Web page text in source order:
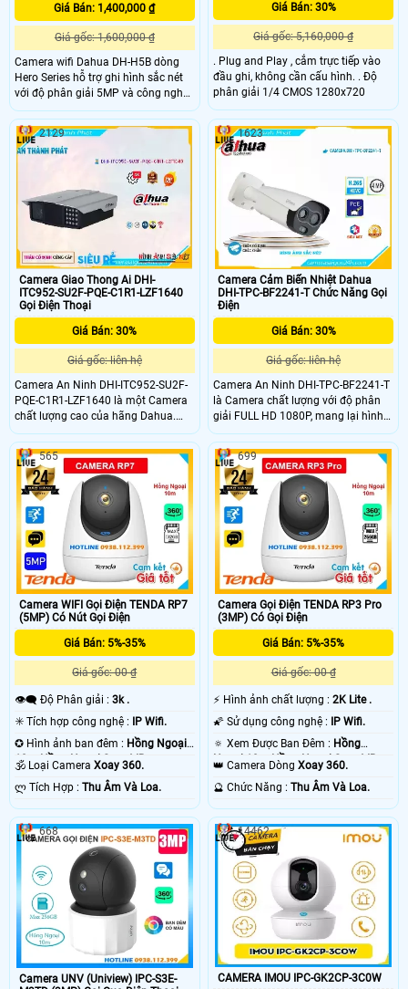
Giá Bán: 1,400,000 ₫
Giá gốc: 1,600,000 ₫
Camera wifi Dahua DH-H5B dòng
Hero Series hỗ trợ ghi hình sắc nét
với độ phân giải 5MP và công nghệ
xem đêm với hồng ngoại lên đến
10m, cho hình ảnh sắc nét cả ngày
và đêm. Camera DH-H5B hỗ trợ
quay quét linh hoạt (Pan 350° và
Tilt 80°), tính năng phát hiện người
Giá Bán: 30%
Giá gốc: 5,160,000 ₫
. Plug and Play , cắm trực tiếp vào
đầu ghi, không cần cấu hình. . Độ
phân giải 1/4 CMOS 1280x720
Camera Giao Thong Ai DHI-
ITC952-SU2F-PQE-C1R1-LZF1640
Gọi Điện Thoại
Giá Bán: 30%
Giá gốc: liên hệ
Camera An Ninh DHI-ITC952-SU2F-
PQE-C1R1-LZF1640 là một Camera
chất lượng cao của hãng Dahua.
Với chất liệu kim loại chắc chắn,
camera này đảm bảo độ bền và độ
tin cậy. Hình ảnh vô cùng sắc nét và
chi tiết với độ phân giải Ultra 4k và
cảm biến 8MP
2129
Camera Cảm Biến Nhiệt Dahua
DHI-TPC-BF2241-T Chức Năng Gọi
Điện
Giá Bán: 30%
Giá gốc: liên hệ
Camera An Ninh DHI-TPC-BF2241-T
là Camera chất lượng với độ phân
giải FULL HD 1080P, mang lại hình
ảnh sắc nét và chân thực. Camera
có tính năng xem ban đêm thông
minh với công nghệ Hồng Ngoại
Smart IR, giúp quan sát hiệu quả
trong mọi điều kiện ánh sáng
1623
Camera WIFI Gọi Điện TENDA RP7
(5MP) Có Nút Gọi Điện
Giá Bán: 5%-35%
Giá gốc: 00 ₫
👁️‍🗨 Độ Phân giải : 3k .
✳️ Tích hợp công nghệ : IP Wifi.
✪ Hình ảnh ban đêm : Hồng Ngoại
10m Hồng Ngoại Smart IR.
🕉️ Loại Camera Xoay 360.
️ლ Tích Hợp : Thu Âm Và Loa.
565
Camera Gọi Điện TENDA RP3 Pro
(3MP) Có Gọi Điện
Giá Bán: 5%-35%
Giá gốc: 00 ₫
️⚡ Hình ảnh chất lượng :2K Lite .
🌠 Sử dụng công nghệ : IP Wifi.
🔅 Xem Được Ban Đêm : Hồng
Ngoại 10m Hồng Ngoại Smart IR.
👑 Camera DòngXoay 360.
️🔮 Chức Năng :Thu Âm Và Loa.
699
Camera UNV (Uniview) IPC-S3E-
668
CAMERA IMOU IPC-GK2CP-3C0W
14462